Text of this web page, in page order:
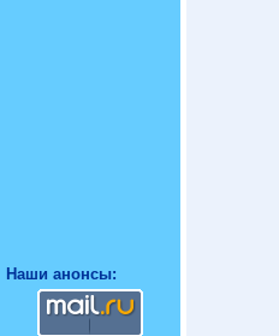
Наши анонсы: